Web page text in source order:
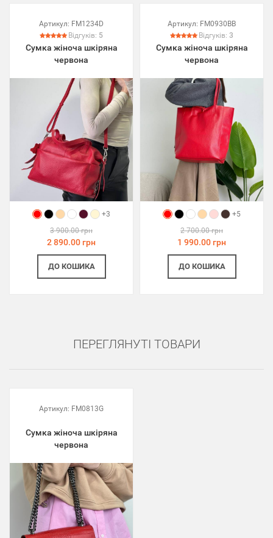
Артикул: FM1234D
Відгуків: 5
Сумка жіноча шкіряна
червона
+3
3 900.00 грн
2 890.00 грн
ДО КОШИКА
Артикул: FM0930BB
Відгуків: 3
Сумка жіноча шкіряна
червона
+5
2 700.00 грн
1 990.00 грн
ДО КОШИКА
ПЕРЕГЛЯНУТІ ТОВАРИ
Артикул: FM0813G
Сумка жіноча шкіряна
червона